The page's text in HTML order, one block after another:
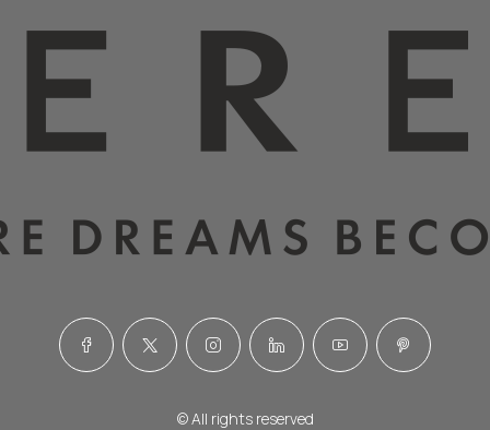
© All rights reserved